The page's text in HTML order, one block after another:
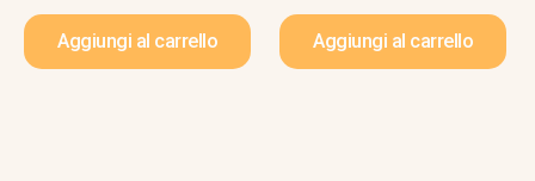
Aggiungi al carrello Aggiungi al carrello